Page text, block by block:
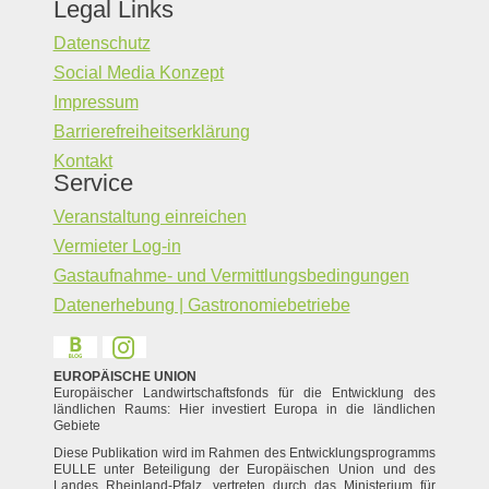
Legal Links
Datenschutz
Social Media Konzept
Impressum
Barrierefreiheitserklärung
Kontakt
Service
Veranstaltung einreichen
Vermieter Log-in
Gastaufnahme- und Vermittlungsbedingungen
Datenerhebung | Gastronomiebetriebe
EUROPÄISCHE UNION
Europäischer Landwirtschaftsfonds für die Entwicklung des
ländlichen Raums: Hier investiert Europa in die ländlichen
Gebiete
Diese Publikation wird im Rahmen des Entwicklungsprogramms
EULLE unter Beteiligung der Europäischen Union und des
Landes Rheinland-Pfalz, vertreten durch das Ministerium für